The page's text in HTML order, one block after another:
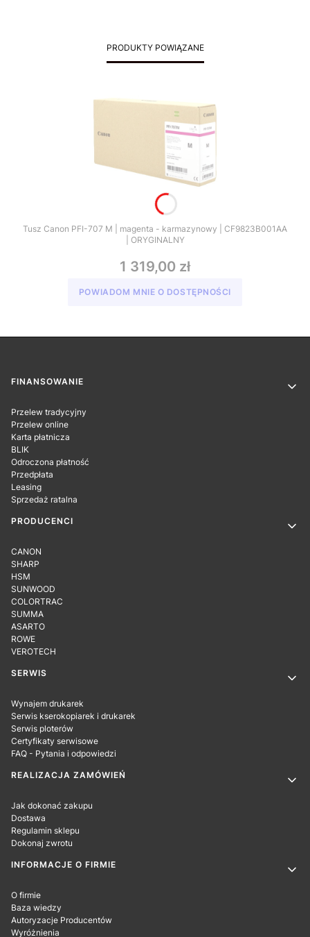
PRODUKTY POWIĄZANE
Tusz Canon PFI-707 M | magenta - karmazynowy | CF9823B001AA
| ORYGINALNY
1 319,00 zł
POWIADOM MNIE O DOSTĘPNOŚCI
Linki w stopce
FINANSOWANIE
Przelew tradycyjny
Przelew online
Karta płatnicza
BLIK
Odroczona płatność
Przedpłata
Leasing
Sprzedaż ratalna
PRODUCENCI
CANON
SHARP
HSM
SUNWOOD
COLORTRAC
SUMMA
ASARTO
ROWE
VEROTECH
SERWIS
Wynajem drukarek
Serwis kserokopiarek i drukarek
Serwis ploterów
Certyfikaty serwisowe
FAQ - Pytania i odpowiedzi
REALIZACJA ZAMÓWIEŃ
Jak dokonać zakupu
Dostawa
Regulamin sklepu
Dokonaj zwrotu
INFORMACJE O FIRMIE
O firmie
Baza wiedzy
Autoryzacje Producentów
Wyróżnienia